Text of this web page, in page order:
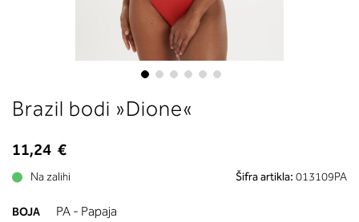
to
beginning
the
gallery
Brazil bodi »Dione«
11,24 €
Na zalihi Šifra artikla: 013109PA
BOJA PA - Papaja
boste prebrali, katera globina
ustreza vaši meri (A, B …) – iščite v
stolpcu, ki ste ga določili s
obsegom.